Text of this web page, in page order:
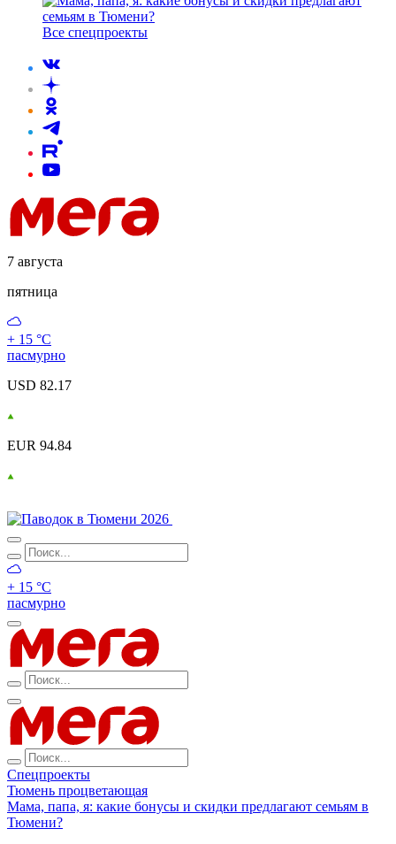
Все спецпроекты
7 августа
пятница
+ 15 °С
пасмурно
USD 82.17
EUR 94.84
+ 15 °С
пасмурно
Спецпроекты
Тюмень процветающая
Мама, папа, я: какие бонусы и скидки предлагают семьям в
Тюмени?